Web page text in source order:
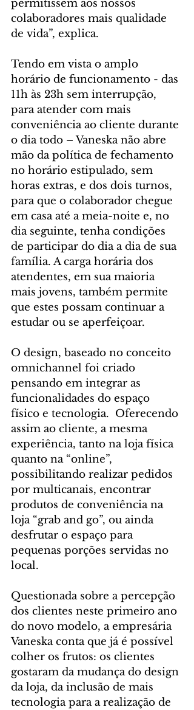
permitissem aos nossos
colaboradores mais qualidade
de vida”, explica.
Tendo em vista o amplo
horário de funcionamento - das
11h às 23h sem interrupção,
para atender com mais
conveniência ao cliente durante
o dia todo – Vaneska não abre
mão da política de fechamento
no horário estipulado, sem
horas extras, e dos dois turnos,
para que o colaborador chegue
em casa até a meia-noite e, no
dia seguinte, tenha condições
de participar do dia a dia de sua
família. A carga horária dos
atendentes, em sua maioria
mais jovens, também permite
que estes possam continuar a
estudar ou se aperfeiçoar.
O design, baseado no conceito
omnichannel foi criado
pensando em integrar as
funcionalidades do espaço
físico e tecnologia.  Oferecendo
assim ao cliente, a mesma
experiência, tanto na loja física
quanto na “online”,
possibilitando realizar pedidos
por multicanais, encontrar
produtos de conveniência na
loja “grab and go”, ou ainda
desfrutar o espaço para
pequenas porções servidas no
local.
Questionada sobre a percepção
dos clientes neste primeiro ano
do novo modelo, a empresária
Vaneska conta que já é possível
colher os frutos: os clientes
gostaram da mudança do design
da loja, da inclusão de mais
tecnologia para a realização de